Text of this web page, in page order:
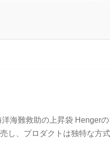
海難救助の上昇袋 Henger
し、プロダクトは独特な方